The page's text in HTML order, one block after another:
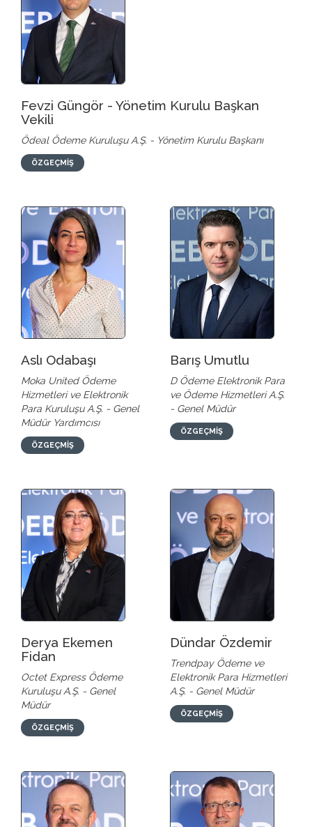
Fevzi Güngör - Yönetim Kurulu Başkan
Vekili
Ödeal Ödeme Kuruluşu A.Ş. - Yönetim Kurulu Başkanı
ÖZGEÇMİŞ
Aslı Odabaşı
Moka United Ödeme
Hizmetleri ve Elektronik
Para Kuruluşu A.Ş. - Genel
Müdür Yardımcısı
ÖZGEÇMİŞ
Barış Umutlu
D Ödeme Elektronik Para
ve Ödeme Hizmetleri A.Ş.
- Genel Müdür
ÖZGEÇMİŞ
Derya Ekemen
Fidan
Octet Express Ödeme
Kuruluşu A.Ş. - Genel
Müdür
ÖZGEÇMİŞ
Dündar Özdemir
Trendpay Ödeme ve
Elektronik Para Hizmetleri
A.Ş. - Genel Müdür
ÖZGEÇMİŞ